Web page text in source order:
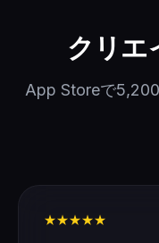
クリエ
App Storeで
★★★★★